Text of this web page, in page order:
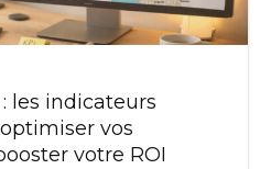
les indicateurs
vos
votre ROI